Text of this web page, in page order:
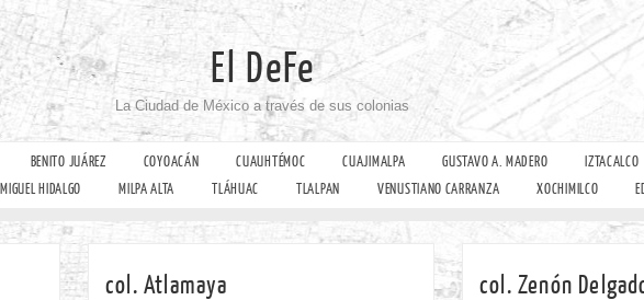
El DeFe
La Ciudad de México a través de sus colonias
BENITO JUÁREZ COYOACÁN CUAUHTÉMOC CUAJIMALPA GUSTAVO A. MADERO IZTACALCO
MIGUEL HIDALGO MILPA ALTA TLÁHUAC TLALPAN VENUSTIANO CARRANZA XOCHIMILCO
col. Atlamaya col. Zenón